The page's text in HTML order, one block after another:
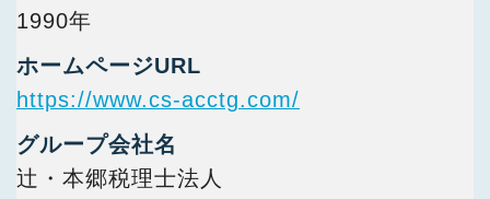
1990年
ホームページURL
https://www.cs-acctg.com/
グループ会社名
辻・本郷税理士法人